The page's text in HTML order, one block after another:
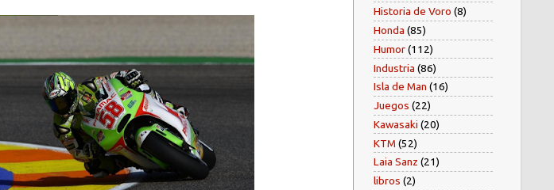
Historia de Voro (8)
Honda (85)
Humor(112)
Industria (86)
Isla de Man (16)
Juegos (22)
Kawasaki (20)
KTM (52)
Laia Sanz (21)
libros (2)